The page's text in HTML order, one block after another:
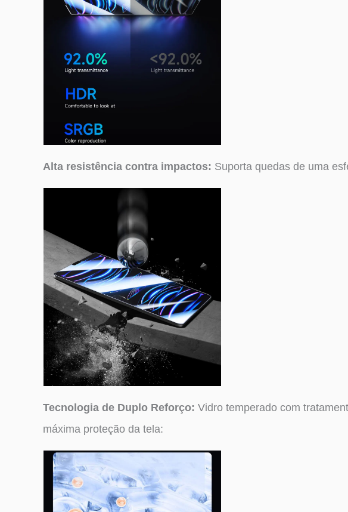
Alta resistência contra impactos: Suporta quedas de uma
Tecnologia de Duplo Reforço: Vidro temperado com
máxima proteção da tela: